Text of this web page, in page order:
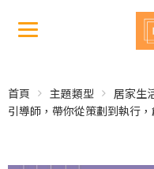
首頁 主題類型 居家生
引導師，帶你從策劃到執行